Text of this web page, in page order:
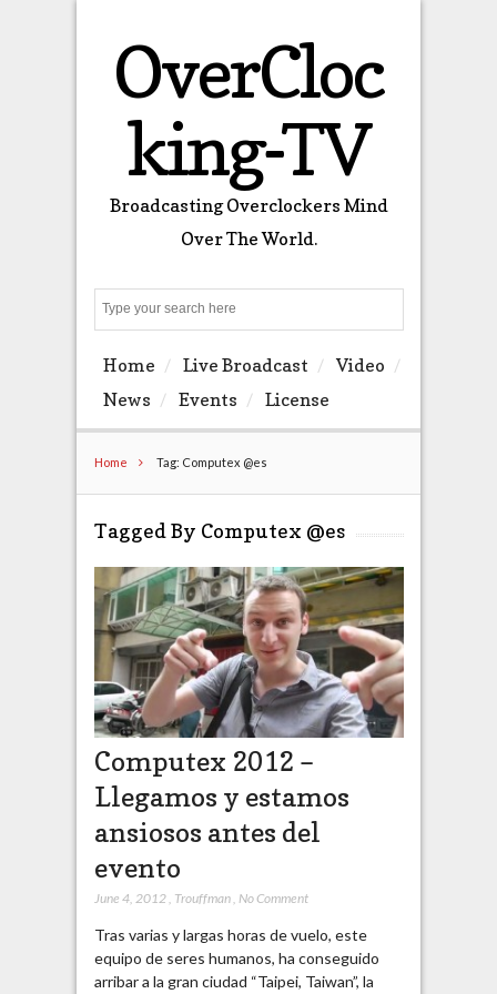
OverCloc
king-TV
Broadcasting Overclockers Mind
Over The World.
Home Live Broadcast
Video
News
Events License
Home Tag: Computex @es
Tagged By Computex @es
Computex 2012 –
Llegamos y estamos
ansiosos antes del
evento
June 4, 2012, Trouffman, No Comment
Tras varias y largas horas de vuelo, este
equipo de seres humanos, ha conseguido
arribar a la gran ciudad “Taipei, Taiwan”, la